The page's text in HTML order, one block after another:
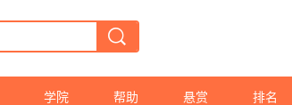
学院 帮助 悬赏 排名